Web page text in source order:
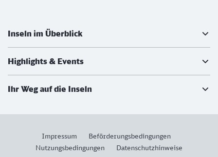
Weiterführende Informationen
Inseln im Überblick
Highlights & Events
Ihr Weg auf die Inseln
Impressum
Beförderungsbedingungen
Nutzungsbedingungen
Datenschutzhinweise